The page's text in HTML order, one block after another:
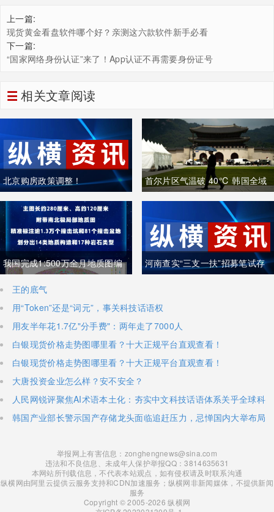
上一篇:
现货黄金看盘软件哪个好？亲测这六款软件新手必看
下一篇:
“国家网络身份认证”来了！App认证不再需要身份证号
相关文章阅读
北京购房政策调整！
首尔片区气温破 40℃ 韩国全域
重度高温致多人中暑遇难
我国完成1:500万全月地质图编
制 三大创新重塑月球地质认知体
河南查实“三支一扶”招募笔试存
王的底气
用“Token”还是“词元”，事关科技话语权
用友半年花1.7亿"分手费"：两年走了7000人
白银现货价格走势图哪里看？十大正规平台直观查看！
白银现货价格走势图哪里看？十大正规平台直观查看！
大唐投资金业怎么样？安不安全？
人民网锐评聚焦AI术语本土化：夯实中文科技话语体系关乎全球科
技话语权争夺
韩国产业部长警示国产存储龙头面临追赶压力，忌惮国内大举布局
举报网上有害信息：zonghengnews@sina.com
违法和不良信息、未成年人保护举报QQ：3814635631
本网站所刊载信息，不代表本站观点，如有侵权请及时联系沟通
纵横网由阿里云提供云服务支持和CDN加速服务；纵横网非新闻媒体，不提供新闻
服务
Copyright © 2005-2026 纵横网